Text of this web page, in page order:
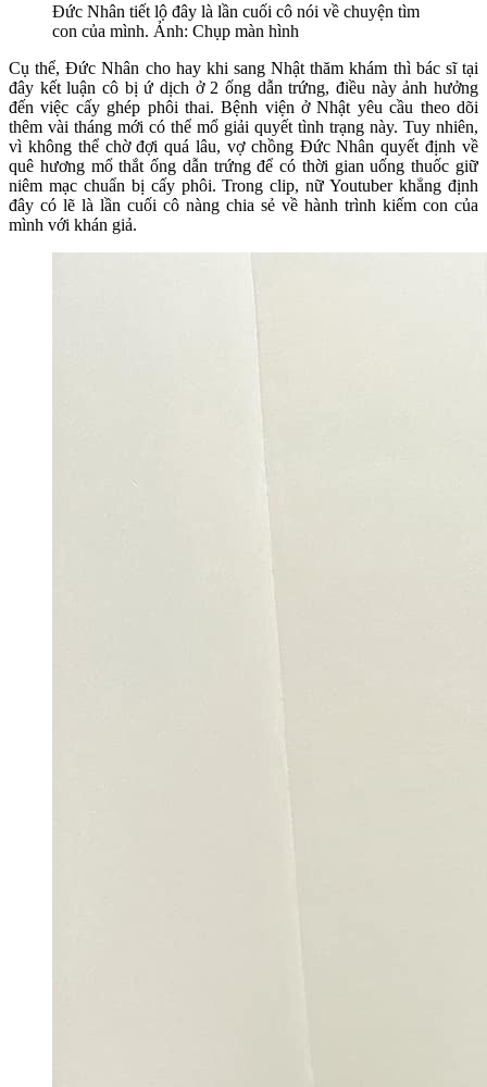
Đức Nhân tiết lộ đây là lần cuối cô nói về chuyện tìm
con của mình. Ảnh: Chụp màn hình
Cụ thể, Đức Nhân cho hay khi sang Nhật thăm khám thì bác sĩ tại
đây kết luận cô bị ứ dịch ở 2 ống dẫn trứng, điều này ảnh hưởng
đến việc cấy ghép phôi thai. Bệnh viện ở Nhật yêu cầu theo dõi
thêm vài tháng mới có thể mổ giải quyết tình trạng này. Tuy nhiên,
vì không thể chờ đợi quá lâu, vợ chồng Đức Nhân quyết định về
quê hương mổ thắt ống dẫn trứng để có thời gian uống thuốc giữ
niêm mạc chuẩn bị cấy phôi. Trong clip, nữ Youtuber khẳng định
đây có lẽ là lần cuối cô nàng chia sẻ về hành trình kiếm con của
mình với khán giả.